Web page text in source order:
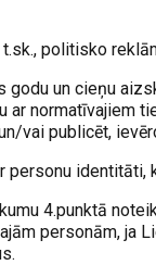
politisko
godu un cieņu
ar normatīvajiem
vai publicēt,
personu identitāti,
4.punktā
personām, ja